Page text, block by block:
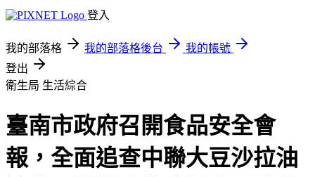
登入
我的部落格 我的部落格後台
我的帳號
登出
衛生局 生活綜合
臺南市政府召開食品安全會
報，全面追查中聯大豆沙拉油